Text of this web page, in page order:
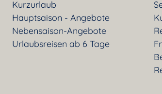
Kurzurlaub
Hauptsaison - Angebote
Nebensaison-Angebote
Urlaubsreisen ab 6 Tage